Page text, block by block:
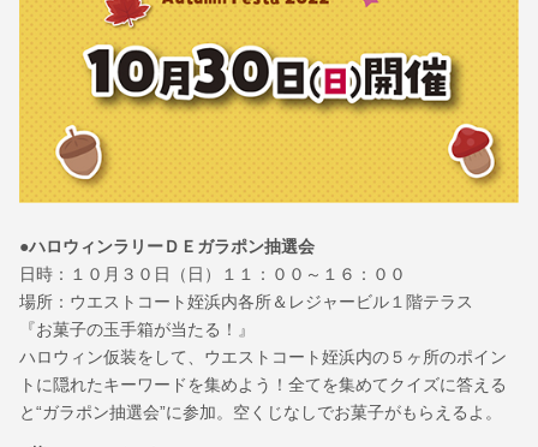
●ハロウィンラリーＤＥガラポン抽選会
日時：１０月３０日（日）１１：００～１６：００
場所：ウエストコート姪浜内各所＆レジャービル１階テラス
『お菓子の玉手箱が当たる！』
ハロウィン仮装をして、ウエストコート姪浜内の５ヶ所のポイン
トに隠れたキーワードを集めよう！全てを集めてクイズに答える
と“ガラポン抽選会”に参加。空くじなしでお菓子がもらえるよ。